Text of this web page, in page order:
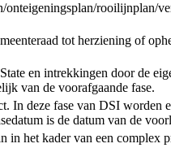
rooilijnplan/
tot herziening of
en intrekkingen door de
van de voorafgaande fase.
In deze fase van DSI
is de datum van de
het kader van een